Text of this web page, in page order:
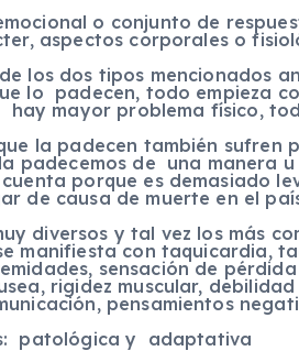
o conjunto de
aspectos corporales o
los dos tipos mencionados
lo padecen, todo empieza
mayor problema físico,
la padecen también sufren
padecemos de una manera
porque es demasiado
de causa de muerte en el
diversos y tal vez los más
manifiesta con taquicardia,
sensación de
rigidez muscular,
pensamientos
patológica y adaptativa